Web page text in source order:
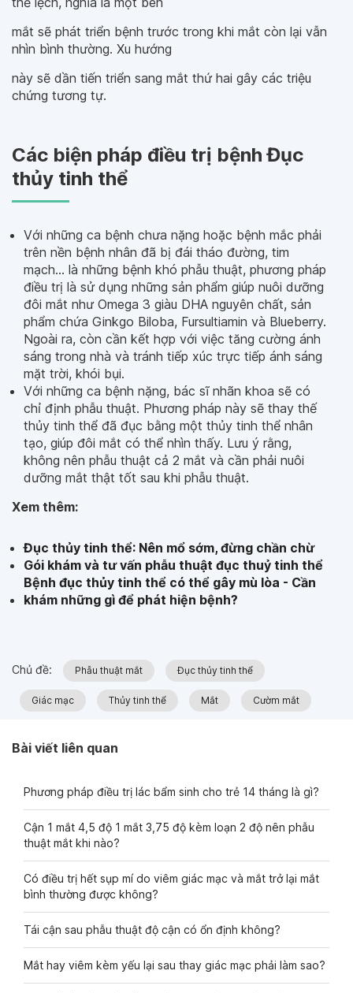
mắt sẽ phát triển bệnh trước trong khi mắt còn lại vẫn
nhìn bình thường. Xu hướng
này sẽ dần tiến triển sang mắt thứ hai gây các triệu
chứng tương tự.
Các biện pháp điều trị bệnh Đục
thủy tinh thể
Với những ca bệnh chưa nặng hoặc bệnh mắc phải
trên nền bệnh nhân đã bị đái tháo đường, tim
mạch... là những bệnh khó phẫu thuật, phương pháp
điều trị là sử dụng những sản phẩm giúp nuôi dưỡng
đôi mắt như Omega 3 giàu DHA nguyên chất, sản
phẩm chứa Ginkgo Biloba, Fursultiamin và Blueberry.
Ngoài ra, còn cần kết hợp với việc tăng cường ánh
sáng trong nhà và tránh tiếp xúc trực tiếp ánh sáng
mặt trời, khói bụi.
Với những ca bệnh nặng, bác sĩ nhãn khoa sẽ có
chỉ định phẫu thuật. Phương pháp này sẽ thay thế
thủy tinh thể đã đục bằng một thủy tinh thể nhân
tạo, giúp đôi mắt có thể nhìn thấy. Lưu ý rằng,
không nên phẫu thuật cả 2 mắt và cần phải nuôi
dưỡng mắt thật tốt sau khi phẫu thuật.
Xem thêm:
Đục thủy tinh thể: Nên mổ sớm, đừng chần chừ
Gói khám và tư vấn phẫu thuật đục thuỷ tinh thể
Bệnh đục thủy tinh thể có thể gây mù lòa - Cần
khám những gì để phát hiện bệnh?
Chủ đề: Phẫu thuật mắt Đục thủy tinh thể
Giác mạc Thủy tinh thể Mắt Cườm mắt
Bài viết liên quan
Phương pháp điều trị lác bẩm sinh cho trẻ 14 tháng là gì?
Cận 1 mắt 4,5 độ 1 mắt 3,75 độ kèm loạn 2 độ nên phẫu
thuật mắt khi nào?
Có điều trị hết sụp mí do viêm giác mạc và mắt trở lại mắt
bình thường được không?
Tái cận sau phẫu thuật độ cận có ổn định không?
Mắt hay viêm kèm yếu lại sau thay giác mạc phải làm sao?